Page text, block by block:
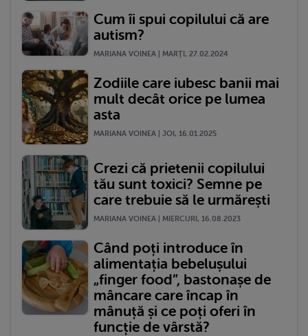
Cum îi spui copilului că are
autism?
MARIANA VOINEA | MARŢI, 27.02.2024
Zodiile care iubesc banii mai
mult decât orice pe lumea
asta
MARIANA VOINEA | JOI, 16.01.2025
Crezi că prietenii copilului
tău sunt toxici? Semne pe
care trebuie să le urmărești
MARIANA VOINEA | MIERCURI, 16.08.2023
Când poți introduce în
alimentația bebelușului
„finger food”, bastonașe de
mâncare care încap în
mânuță și ce poți oferi în
funcție de vârstă?